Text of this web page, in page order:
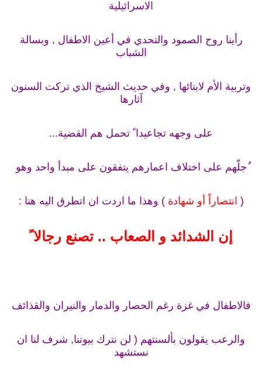
الاسرائيلية
رأينا روح الصمود والتحدي في أعين الاطفال , وبسالة
الشباب
وتربية الأم لابنائها , وفي حديث الشيخ الذي تركت السنون
آثارها
على وجهه تجاعيدا ً تحمل هم القضية...
ُجلّهم على اختلاف اعمارهم يتفقون على مبدأ واحد وهو
( انتصاراً أو شهادة ) وهذا ما اردت ان اتطرق اليه هنا :
إن الشدائد و الصعاب .. تصنع رجالا ً
فالاطفال في غزة رغم الحصار والدمار والنيران والقذائف
والرعب يقولون بألسنتهم ( لن نترك بيوتنا, شرف لنا ان
نستشهد